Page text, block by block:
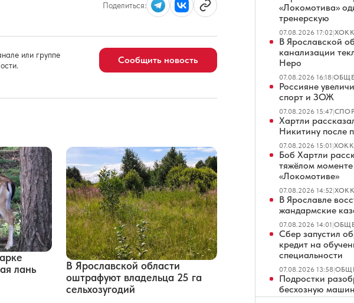
Поделиться:
или группе
Сообщить новость
лань
В Ярославской области
оштрафуют владельца 25 га
сельхозугодий
«Локомотива»
тренерскую
07.08.2026 17:02|
В Ярославской
канализации
Неро
07.08.2026 16:18|
Россияне
спорт и ЗОЖ
07.08.2026 15:47|
Хартли
Никитину после
07.08.2026 15:01|
Боб Хартли
тяжёлом
«Локомотиве»
07.08.2026 14:52|
В Ярославле
жандармские
07.08.2026 14:01|
Сбер запустил
кредит на
специальности
07.08.2026 13:58|
Подростки
бесхозную